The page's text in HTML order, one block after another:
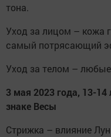
тона.
Уход за лицом – кожа
самый потрясающий
Уход за телом –
3 мая 2023 года, 13-
знаке Весы
Стрижка – влияние